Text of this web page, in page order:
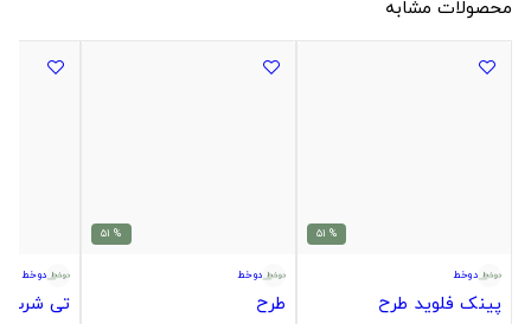
محصولات مشابه
% 51
دوخط
پینک فلوید طرح
% 51
دوخط
طرح
دوخط
تی شرت